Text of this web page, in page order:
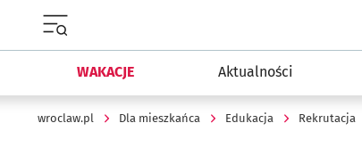
WAKACJE Aktualności
wroclaw.pl Dla mieszkańca Edukacja Rekrutacja